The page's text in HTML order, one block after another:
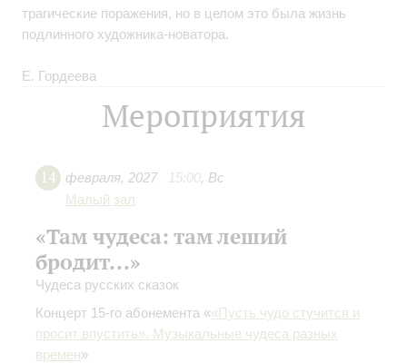
трагические поражения, но в целом это была жизнь
подлинного художника-новатора.
Е. Гордеева
Мероприятия
14 февраля, 2027 15:00, Вс
Малый зал
«Там чудеса: там леший
бродит...»
Чудеса русских сказок
Концерт 15-го абонемента ««Пусть чудо стучится и
просит впустить». Музыкальные чудеса разных
времен»